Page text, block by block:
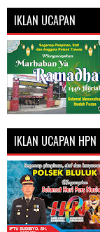
IKLAN UCAPAN
IKLAN UCAPAN HPN